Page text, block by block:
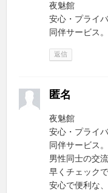
夜魅館
安心・プライ
同伴サービス。
返信
匿名
夜魅館
安心・プライ
同伴サービス。
男性同士の交
早くチェックで
安心で便利な